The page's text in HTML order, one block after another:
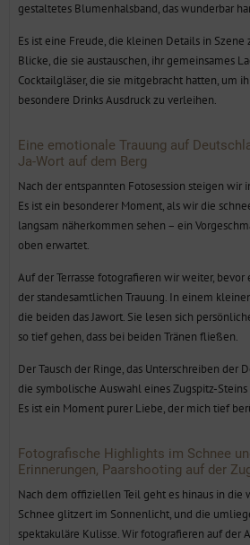
gestaltetes Blumenhalsband, das wunderbar
Es ist eine Freude, die kleinen Details in
Blicke, die sie austauschen, ihr gemeinsames
Cocktailgläser, die sie mitgebracht hatten, um
besondere Drinks Ausdruck zu verleihen.
Eine emotionale Trauung auf
Ja-Wort auf dem Berg
Nach der entspannten Fotosession steigen wir
Es ist ein besonderer Moment, als wir die
langsam näherkommen sehen – ein
oben erwartet.
Auf der Terrasse fotografieren wir weiter,
der standesamtlichen Trauung. In einem
die beiden das Jawort. Sie lesen sich
so tief gehen, dass bei beiden Tränen fließen.
Der Tausch der Ringe, das Unterschreiben der
die symbolische Auswahl eines Zugspitz-
Es ist ein Moment purer Liebe, der mich tief
Fotografische Highlights im Schnee
Erinnerungen, Paarshooting auf der
Nach dem offiziellen Teil geht es hinaus in
Schnee glitzert im Sonnenlicht, und die
spektakuläre Kulisse. Wir fotografieren auf der